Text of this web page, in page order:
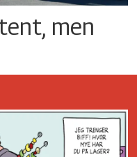
men